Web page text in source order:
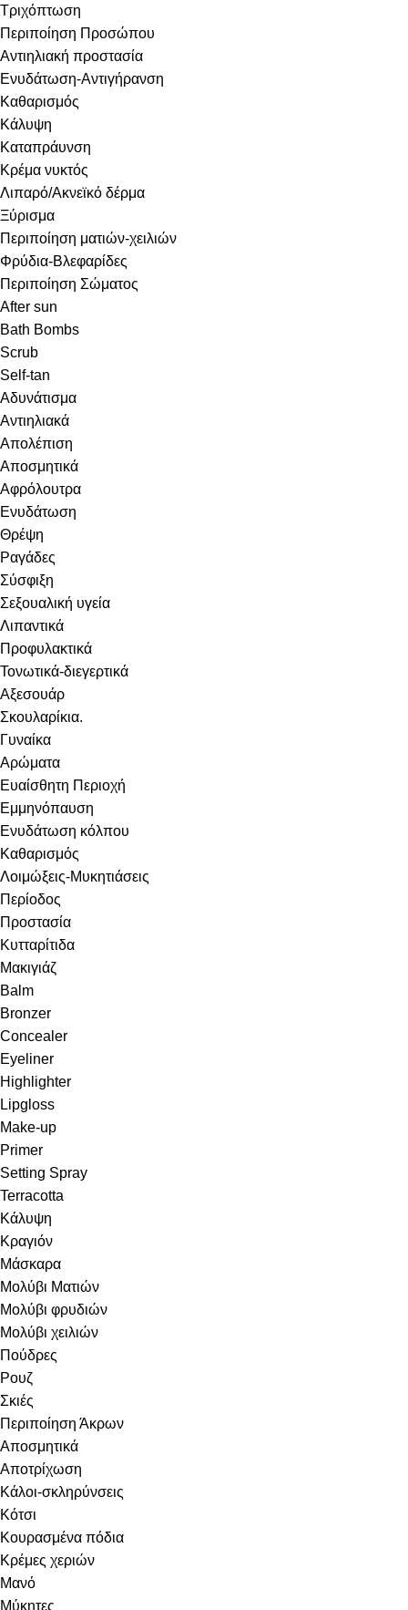
Τριχόπτωση
Περιποίηση Προσώπου
Αντιηλιακή προστασία
Ενυδάτωση-Αντιγήρανση
Καθαρισμός
Κάλυψη
Καταπράυνση
Κρέμα νυκτός
Λιπαρό/Ακνεϊκό δέρμα
Ξύρισμα
Περιποίηση ματιών-χειλιών
Φρύδια-Βλεφαρίδες
Περιποίηση Σώματος
After sun
Bath Bombs
Scrub
Self-tan
Αδυνάτισμα
Αντιηλιακά
Απολέπιση
Αποσμητικά
Αφρόλουτρα
Ενυδάτωση
Θρέψη
Ραγάδες
Σύσφιξη
Σεξουαλική υγεία
Λιπαντικά
Προφυλακτικά
Τονωτικά-διεγερτικά
Αξεσουάρ
Σκουλαρίκια.
Γυναίκα
Αρώματα
Ευαίσθητη Περιοχή
Εμμηνόπαυση
Ενυδάτωση κόλπου
Καθαρισμός
Λοιμώξεις-Μυκητιάσεις
Περίοδος
Προστασία
Κυτταρίτιδα
Μακιγιάζ
Balm
Bronzer
Concealer
Eyeliner
Highlighter
Lipgloss
Make-up
Primer
Setting Spray
Terracotta
Κάλυψη
Κραγιόν
Μάσκαρα
Μολύβι Ματιών
Μολύβι φρυδιών
Μολύβι χειλιών
Πούδρες
Ρουζ
Σκιές
Περιποίηση Άκρων
Αποσμητικά
Αποτρίχωση
Κάλοι-σκληρύνσεις
Κότσι
Κουρασμένα πόδια
Κρέμες χεριών
Μανό
Μύκητες